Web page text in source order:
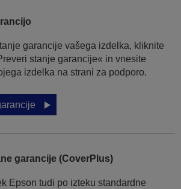
garancije vašega izdelka, kliknite
stanje garancije« in vnesite
izdelka na strani za podporo.
garancije (CoverPlus)
Epson tudi po izteku standardne